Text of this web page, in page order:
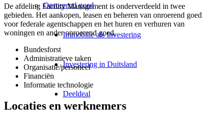
Onroerend goed
Immobilie als Investering
Investering in Duitsland
Deeldeal
De afdeling Facility Management is onderverdeeld in twee
gebieden. Het aankopen, leasen en beheren van onroerend goed
voor federale agentschappen en het huren en verhuren van
woningen en ander onroerend goed.
Bundesforst
Administratieve taken
Organisatie/personeel
Financiën
Informatie technologie
Locaties en werknemers